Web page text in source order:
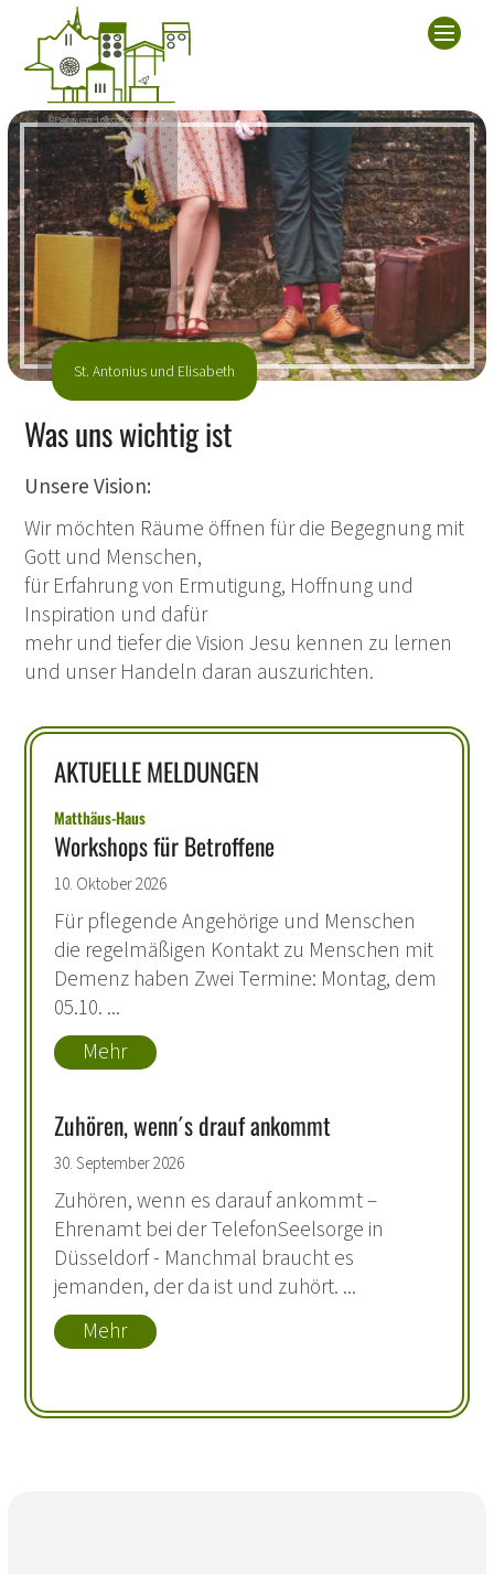
© Pixabay.com - LollipopPhotographyUK
St. Antonius und Elisabeth
Was uns wichtig ist
Unsere Vision:
Wir möchten Räume öffnen für die Begegnung mit
Gott und Menschen,
für Erfahrung von Ermutigung, Hoffnung und
Inspiration und dafür
mehr und tiefer die Vision Jesu kennen zu lernen
und unser Handeln daran auszurichten.
AKTUELLE MELDUNGEN
Matthäus-Haus:
Workshops für Betroffene
10. Oktober 2026
Für pflegende Angehörige und Menschen
die regelmäßigen Kontakt zu Menschen mit
Demenz haben Zwei Termine: Montag, dem
05.10. ...
Mehr
Zuhören, wenn´s drauf ankommt
30. September 2026
Zuhören, wenn es darauf ankommt –
Ehrenamt bei der TelefonSeelsorge in
Düsseldorf - Manchmal braucht es
jemanden, der da ist und zuhört. ...
Mehr